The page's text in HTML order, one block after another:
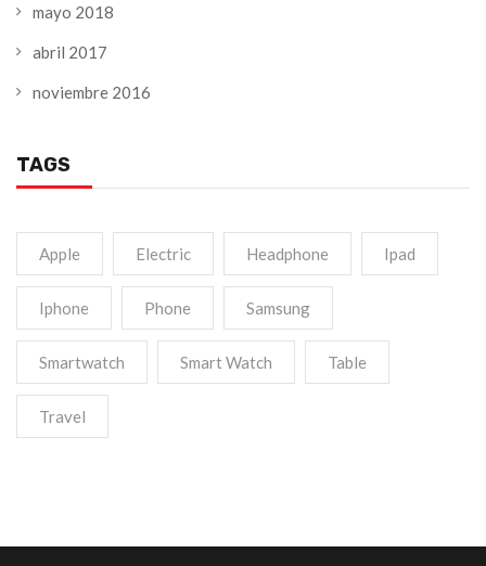
mayo 2018
abril 2017
noviembre 2016
TAGS
Apple Electric Headphone Ipad
Iphone Phone Samsung
Smartwatch Smart Watch Table
Travel